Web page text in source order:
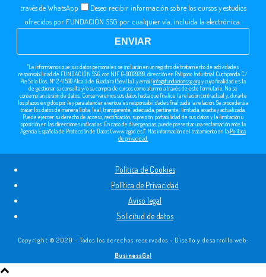
través de WhatsApp
Deseo recibir información sobre los cursos y estudios
ofrecidos por FUNDACIÓN SSG por cualquier vía, incluida la electrónica.
"Le informamos que sus datos personales se incluirán en un registro de tratamiento de actividades
responsabilidad de FUNDACIÓN SSG, con NIF G-90029299, dirección en Polígono Industrial Cuchipanda C/
Pie Solo Dos, Nº 2 41500 Alcalá de Guadaira (Sevilla), y email info@fundacionssg.orgy cuya finalidad es la
de gestionar su consulta y/o su compra de cursos como alumno a través de este formulario. No se
contemplan cesión de datos. Conservaremos sus datos hasta que finalice la relación contractual y, durante
los plazos exigidos por ley para atender eventuales responsabilidades finalizada la relación. Se procederá a
tratar los datos de manera lícita, leal, transparente, adecuada, pertinente, limitada, exacta y actualizada.
Puede ejercer su derecho de acceso, rectificación, supresión, portabilidad de sus datos y la limitación u
oposición en las direcciones indicadas. En caso de divergencias, puede presentar una reclamación ante la
Agencia Española de Protección de Datos (www.agpd.es)". Más información del tratamiento en la Política
de privacidad.
Copyright © 2020 - Todos los derechos reservados - Diseño y desarrollo web:
BusinessGo!
Política de Cookies
Política de Privacidad
Aviso legal
Solicitud de datos